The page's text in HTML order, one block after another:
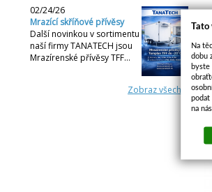
02/24/26
Mrazící skříňové přívěsy
Další novinkou v sortimentu
naší firmy TANATECH jsou
Mrazírenské přívěsy TFF…
Zobraz všechny
Tato
Na
dobu
byste
podat
na